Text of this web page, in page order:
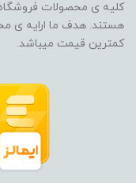
کلیه ی محصولات فروشگاه
هستند. هدف ما ارایه ی
کمترین قیمت میباشد.